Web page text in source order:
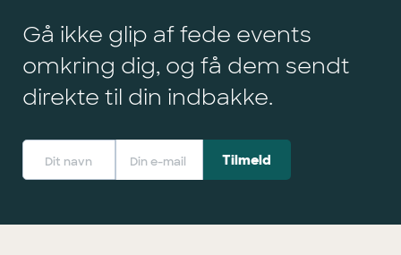
Gå ikke glip af fede events
omkring dig, og få dem sendt
direkte til din indbakke.